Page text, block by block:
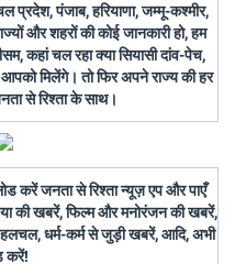
प्रदेश, पंजाब, हरियाणा, जम्मू-कश्मीर,
और शहरों की कोई जानकारी हो, हम
कहां चल रहा क्या सियासी दांव-पेच,
मिलेंगे। तो फिर अपने राज्य की हर
से रिश्ता के साथ।
जनता से रिश्ता न्यूज़ एप और पाएँ
की खबरें, फिल्म और मनोरंजन की खबरें,
धर्म-कर्म से जुड़ी खबरें, आदि, अभी
करें!